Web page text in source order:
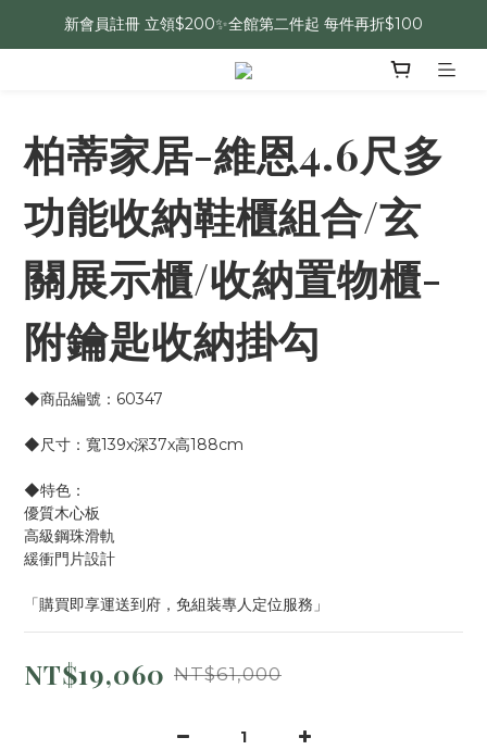
新會員註冊 立領$200✨全館第二件起 每件再折$100
柏蒂家居-維恩4.6尺多
功能收納鞋櫃組合/玄
關展示櫃/收納置物櫃-
附鑰匙收納掛勾
◆商品編號：60347
◆尺寸：寬139x深37x高188cm
◆特色：
優質木心板
高級鋼珠滑軌
緩衝門片設計
「購買即享運送到府，免組裝專人定位服務」
NT$19,060 NT$61,000